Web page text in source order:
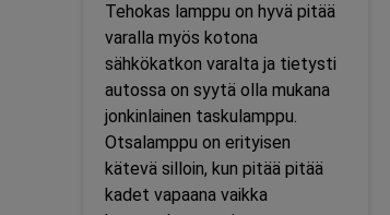
Tehokas lamppu on hyvä pitää
varalla myös kotona
sähkökatkon varalta ja tietysti
autossa on syytä olla mukana
jonkinlainen taskulamppu.
Otsalamppu on erityisen
kätevä silloin, kun pitää pitää
kadet vapaana vaikka